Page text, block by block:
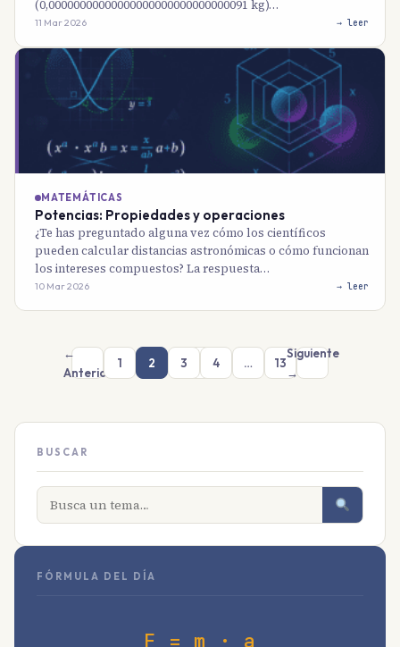
(0,00000000000000000000000000000091 kg)…
11 Mar 2026 → leer
MATEMÁTICAS
Potencias: Propiedades y operaciones
¿Te has preguntado alguna vez cómo los científicos
pueden calcular distancias astronómicas o cómo funcionan
los intereses compuestos? La respuesta…
10 Mar 2026 → leer
←
Anterior
1 2 3 4 … 13
Siguiente
→
BUSCAR
FÓRMULA DEL DÍA
F = m · a